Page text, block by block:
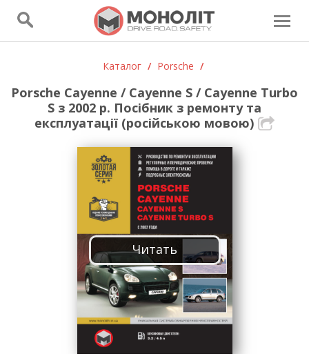
Каталог / Porsche /
Porsche Cayenne / Cayenne S / Cayenne Turbo
S з 2002 р. Посібник з ремонту та
експлуатації (російською мовою)
Читать